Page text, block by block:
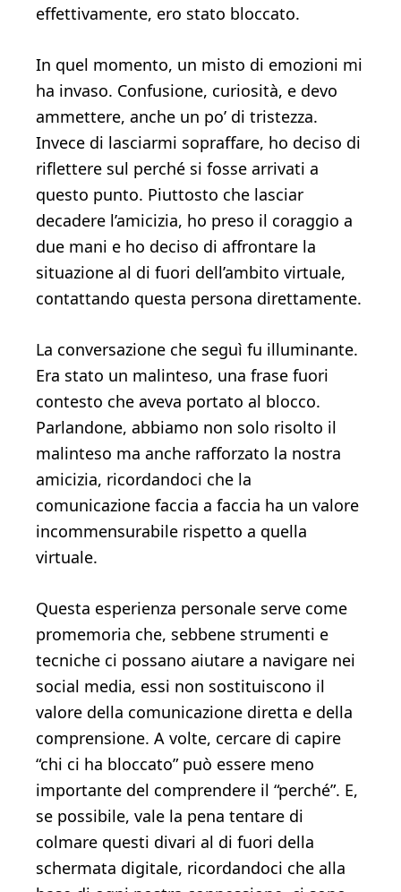
effettivamente, ero stato bloccato.
In quel momento, un misto di emozioni mi
ha invaso. Confusione, curiosità, e devo
ammettere, anche un po’ di tristezza.
Invece di lasciarmi sopraffare, ho deciso di
riflettere sul perché si fosse arrivati a
questo punto. Piuttosto che lasciar
decadere l’amicizia, ho preso il coraggio a
due mani e ho deciso di affrontare la
situazione al di fuori dell’ambito virtuale,
contattando questa persona direttamente.
La conversazione che seguì fu illuminante.
Era stato un malinteso, una frase fuori
contesto che aveva portato al blocco.
Parlandone, abbiamo non solo risolto il
malinteso ma anche rafforzato la nostra
amicizia, ricordandoci che la
comunicazione faccia a faccia ha un valore
incommensurabile rispetto a quella
virtuale.
Questa esperienza personale serve come
promemoria che, sebbene strumenti e
tecniche ci possano aiutare a navigare nei
social media, essi non sostituiscono il
valore della comunicazione diretta e della
comprensione. A volte, cercare di capire
“chi ci ha bloccato” può essere meno
importante del comprendere il “perché”. E,
se possibile, vale la pena tentare di
colmare questi divari al di fuori della
schermata digitale, ricordandoci che alla